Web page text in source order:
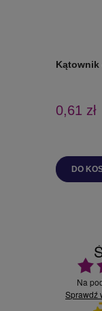
Kątownik
0,61 zł
DO
Na